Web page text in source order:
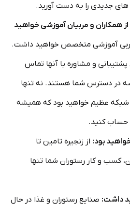
های جدیدی را به دست آورید.
همکاران و مربیان آموزشی خواهید
آموزشی متخصص خواهید داشت.
پشتیبانی و مشاوره با آنها تماس
در دسترس شما هستند. نه تنها
شبکه عظیم خواهید بود که همیشه
حساب کنید.
بود: از زنجیره تامین تا
کسب و کار رستوران شما تنها
داشت: صنایع رستوران و غذا در حال